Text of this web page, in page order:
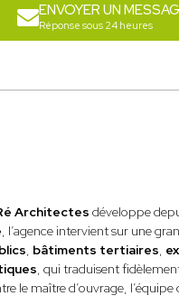
ENVOYER UN
Réponse sous 24 heures
Architectes développe
, l’agence intervient sur une
, bâtiments tertiaires,
, qui traduisent
le maître d’ouvrage,